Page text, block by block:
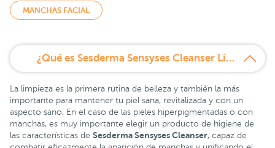
MANCHAS FACIAL
¿Qué es Sesderma Sensyses Cleanser Lightening 200 ml?
La limpieza es la primera rutina de belleza y también la más
importante para mantener tu piel sana, revitalizada y con un
aspecto sano. En el caso de las pieles hiperpigmentadas o con
manchas, es muy importante elegir un producto de higiene de
las características de Sesderma Sensyses Cleanser, capaz de